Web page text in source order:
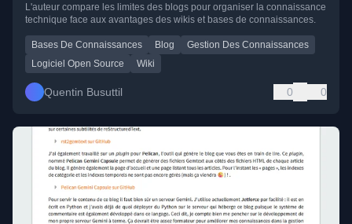
L'auteur compare les limites des blogs pour organiser la connaissance
technique face aux avantages des wikis et bases de connaissances.
Bases De Connaissances Blog
Gestion Des Connaissances
Logiciel Open Source
Wiki
Quentin Busuttil 0 0